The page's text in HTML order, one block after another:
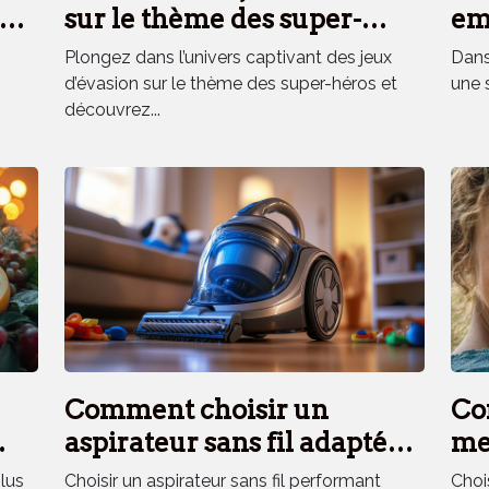
sur le thème des super-
héros renforce la cohésion
d'équipe ?
Plongez dans l’univers captivant des jeux
d’évasion sur le thème des super-héros et
découvrez...
une
Comment choisir un
aspirateur sans fil adapté
aux besoins des ménages
Choisir un aspirateur sans fil performant